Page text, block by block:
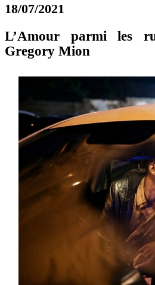
18/07/2021
L’Amour parmi les
Gregory Mion